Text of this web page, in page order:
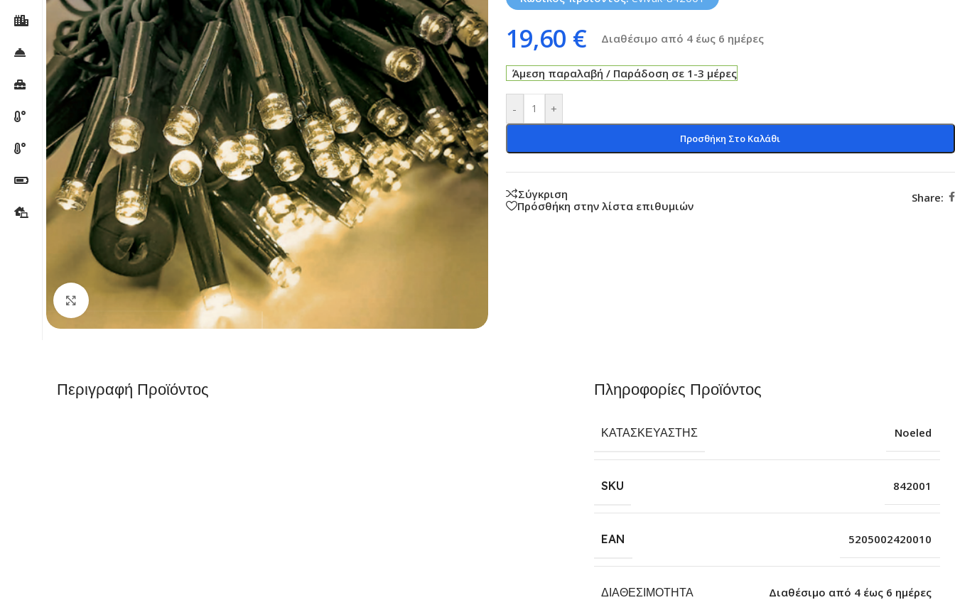
Κλικ για μεγέθυνση
19,60 € Διαθέσιμο από 4 έως 6 ημέρες
Άμεση παραλαβή / Παράδοση σε 1-3 μέρες
- +
Προσθήκη Στο Καλάθι
Σύγκριση
Πρόσθήκη στην λίστα επιθυμιών
Share:
Περιγραφή Προϊόντος Πληροφορίες Προϊόντος
ΚΑΤΑΣΚΕΥΑΣΤΉΣ Noeled
SKU 842001
EAN 5205002420010
ΔΙΑΘΕΣΙΜΌΤΗΤΑ Διαθέσιμο από 4 έως 6 ημέρες